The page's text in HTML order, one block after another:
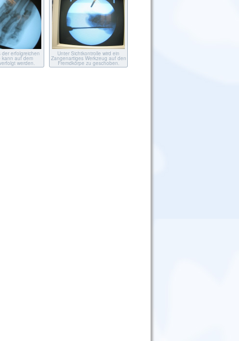
Unter Sichtkontrolle wird ein
Zangenartiges Werkzeug auf den
Fremdkörpe zu geschoben.
der erfolgreichen
kann auf dem
werden.